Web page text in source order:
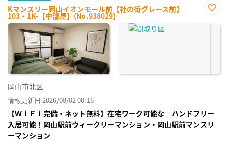
Kマンスリー岡山イオンモール前【社の街グレース前】
103・1K-【中部屋】(No.938029)
に入
岡山市北区
情報更新日 2026/08/02 00:16
【ＷｉＦｉ完備・ネット無料】在宅ワーク可能な ハンドフリー
入居可能！岡山駅前ウィークリーマンション・岡山駅前マンスリ
ーマンション